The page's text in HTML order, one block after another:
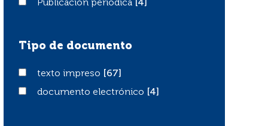
Publicación periódica
Publicación periódica [4]
Tipo de documento
texto impreso
texto impreso
[67]
documento electrónico
documento electrónico [4]